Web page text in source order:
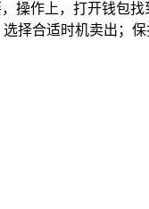
操作上，打开钱包
择合适时机卖出；